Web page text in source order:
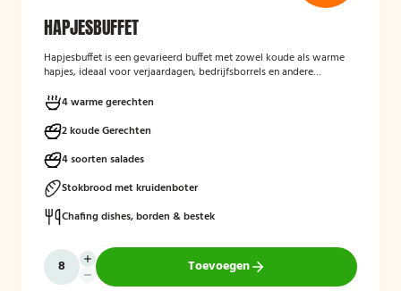
HAPJESBUFFET
Hapjesbuffet is een gevarieerd buffet met zowel koude als warme
hapjes, ideaal voor verjaardagen, bedrijfsborrels en andere
smaakvolle manier om gasten te laten genieten van verschillende
kleine gerechten, zonder een traditioneel diner te serveren.
4 warme gerechten
2 koude Gerechten
4 soorten salades
Stokbrood met kruidenboter
Chafing dishes, borden & bestek
Toevoegen